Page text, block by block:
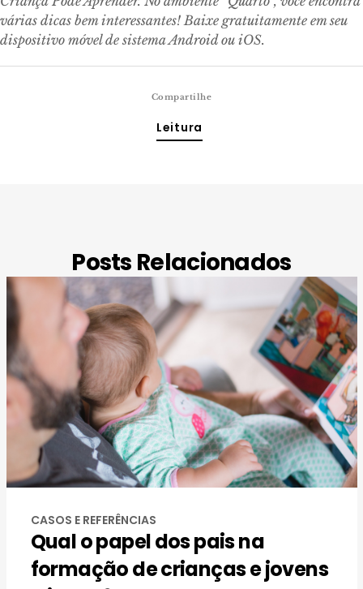
várias dicas bem interessantes! Baixe gratuitamente em seu
dispositivo móvel de sistema Android ou iOS.
Compartilhe
Leitura
Posts Relacionados
CASOS E REFERÊNCIAS
Qual o papel dos pais na
formação de crianças e jovens